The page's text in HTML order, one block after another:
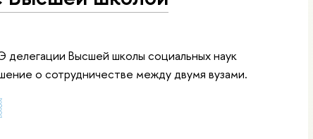
Высшей школы социальных наук
о сотрудничестве между двумя вузами.